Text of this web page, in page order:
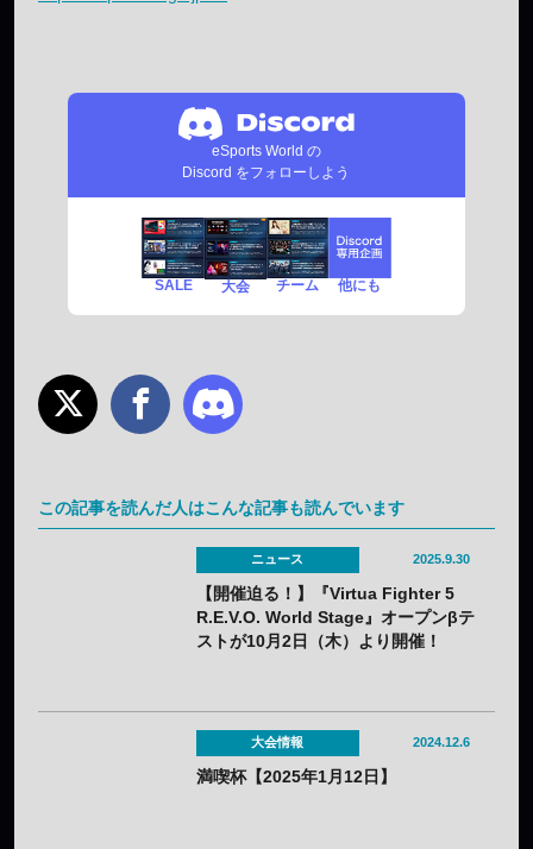
eSports World の
Discord をフォローしよう
SALE 大会 チーム 他にも
この記事を読んだ人はこんな記事も読んでいます
ニュース 2025.9.30
【開催迫る！】『Virtua Fighter 5
R.E.V.O. World Stage』オープンβテ
ストが10月2日（木）より開催！
大会情報 2024.12.6
満喫杯【2025年1月12日】